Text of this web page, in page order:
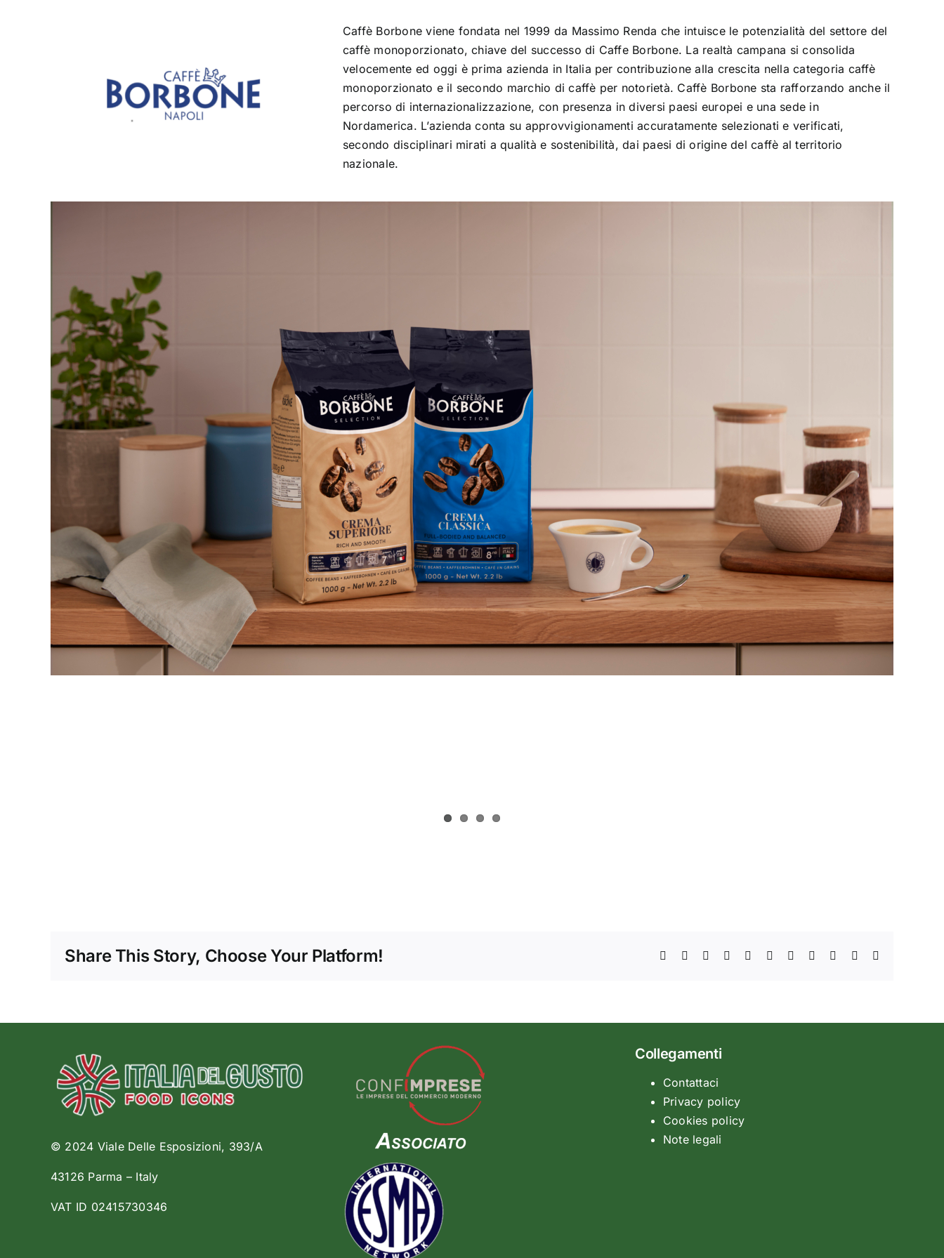
Caffè Borbone viene fondata nel 1999 da Massimo Renda che intuisce le potenzialità del settore del
caffè monoporzionato, chiave del successo di Caffe Borbone. La realtà campana si consolida
velocemente ed oggi è prima azienda in Italia per contribuzione alla crescita nella categoria caffè
monoporzionato e il secondo marchio di caffè per notorietà. Caffè Borbone sta rafforzando anche il
percorso di internazionalizzazione, con presenza in diversi paesi europei e una sede in
Nordamerica. L’azienda conta su approvvigionamenti accuratamente selezionati e verificati,
secondo disciplinari mirati a qualità e sostenibilità, dai paesi di origine del caffè al territorio
nazionale.
Share This Story, Choose Your Platform! Facebook Reddit LinkedInWhatsAppTelegram
TumblrPinterest Xing
© 2024 Viale Delle Esposizioni, 393/A
43126 Parma – Italy
VAT ID 02415730346
Collegamenti
Contattaci
Privacy policy
Cookies policy
Note legali